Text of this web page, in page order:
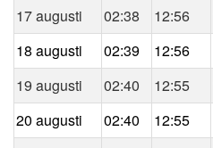
17 augusti
02:38 12:56
18 augusti
02:39 12:56
19 augusti
02:40 12:55
20 augusti
02:40 12:55